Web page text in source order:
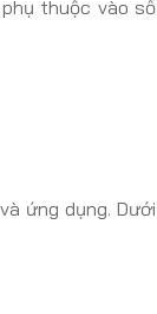
thuộc vào số
ứng dụng. Dưới